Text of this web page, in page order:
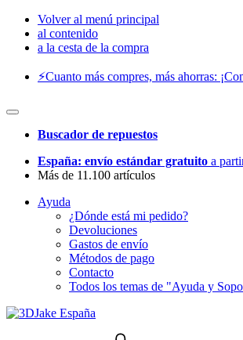
Volver al menú principal
al contenido
a la cesta de la compra
⚡️Cuanto más compres, más ahorras:
Buscador de repuestos
España: envío estándar gratuito a
Más de 11.100 artículos
Ayuda
¿Dónde está mi pedido?
Devoluciones
Gastos de envío
Métodos de pago
Contacto
Todos los temas de "Ayuda y